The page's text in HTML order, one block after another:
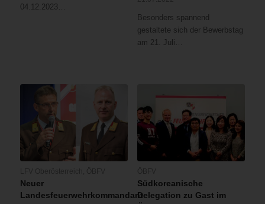
04.12.2023…
Besonders spannend
gestaltete sich der Bewerbstag
am 21. Juli…
Neuer
Landesfeuerwehrkommandant
Südkoreanische
Delegation zu Gast im